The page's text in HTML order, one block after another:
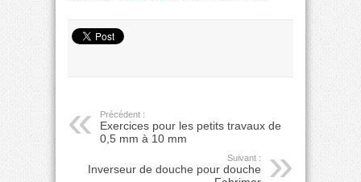
Précédent :
Exercices pour les petits travaux de
0,5 mm à 10 mm
Suivant :
Inverseur de douche pour douche